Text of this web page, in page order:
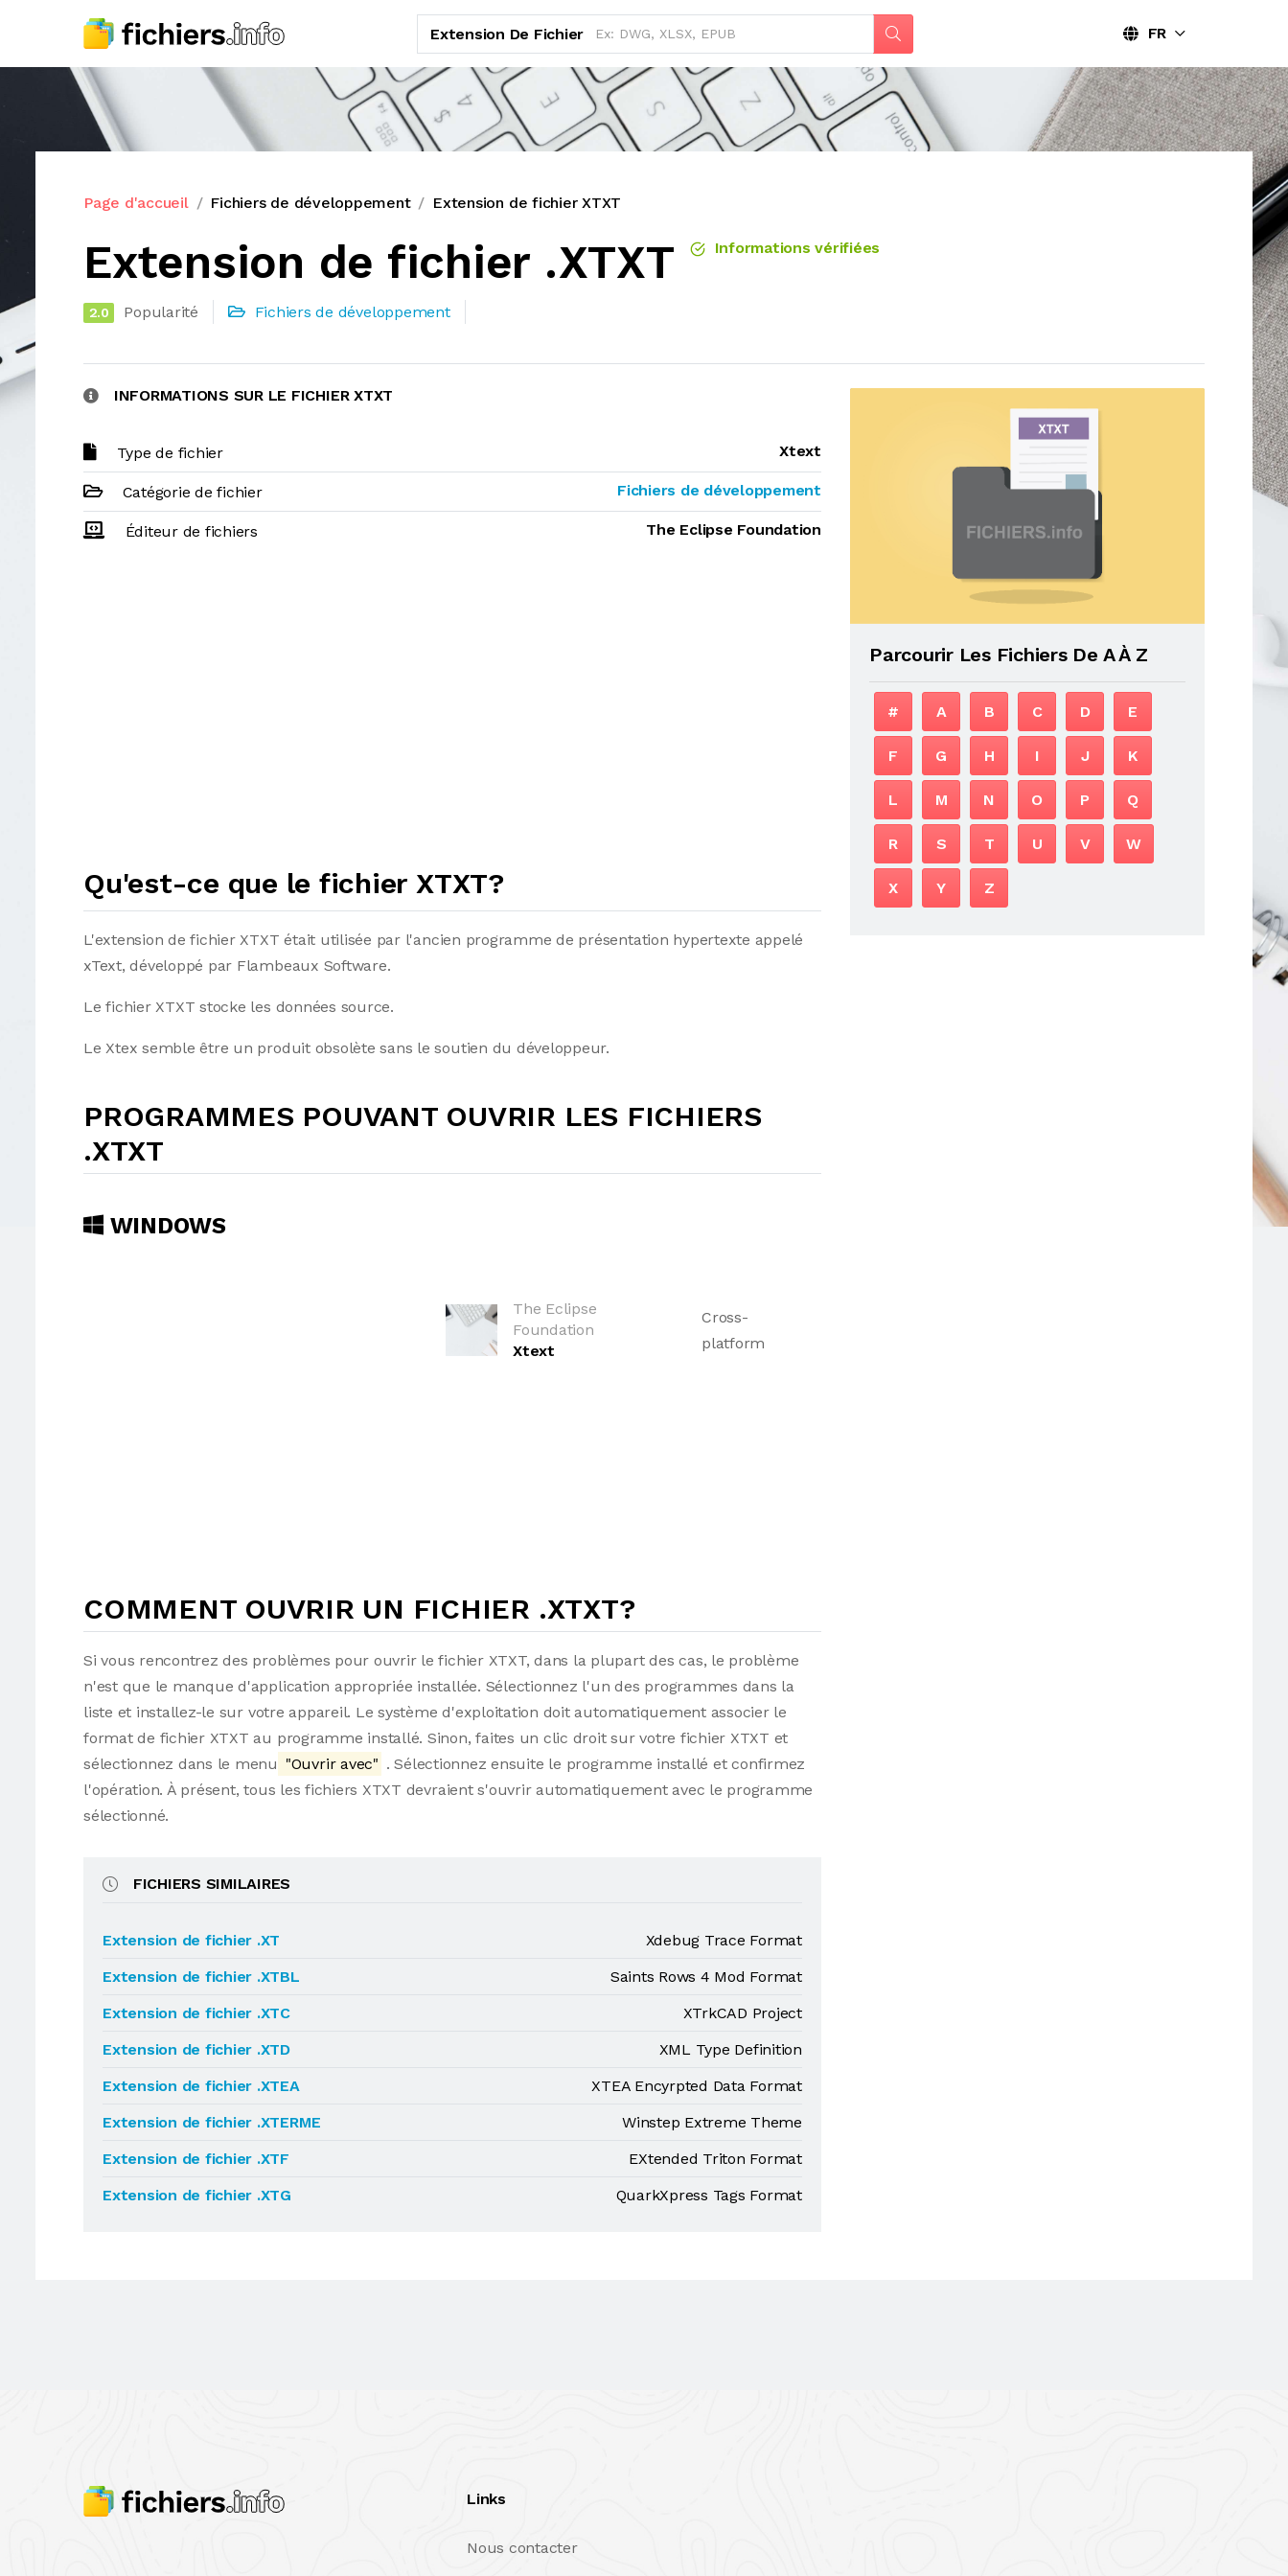
Extension De Fichier FR
Page d'accueil Fichiers de développement Extension de fichier XTXT
Extension de fichier .XTXT Informations vérifiées
2.0 Popularité Fichiers de développement
INFORMATIONS SUR LE FICHIER XTXT
Type de fichier Xtext
Catégorie de fichier Fichiers de développement
Éditeur de fichiers The Eclipse Foundation
Qu'est-ce que le fichier XTXT?
L'extension de fichier XTXT était utilisée par l'ancien programme de présentation hypertexte appelé
xText, développé par Flambeaux Software.
Le fichier XTXT stocke les données source.
Le Xtex semble être un produit obsolète sans le soutien du développeur.
PROGRAMMES POUVANT OUVRIR LES FICHIERS
.XTXT
WINDOWS
The Eclipse
Foundation
Xtext
Cross-
platform
COMMENT OUVRIR UN FICHIER .XTXT?
Si vous rencontrez des problèmes pour ouvrir le fichier XTXT, dans la plupart des cas, le problème
n'est que le manque d'application appropriée installée. Sélectionnez l'un des programmes dans la
liste et installez-le sur votre appareil. Le système d'exploitation doit automatiquement associer le
format de fichier XTXT au programme installé. Sinon, faites un clic droit sur votre fichier XTXT et
sélectionnez dans le menu "Ouvrir avec" . Sélectionnez ensuite le programme installé et confirmez
l'opération. À présent, tous les fichiers XTXT devraient s'ouvrir automatiquement avec le programme
sélectionné.
FICHIERS SIMILAIRES
Extension de fichier .XT
Xdebug Trace Format
Extension de fichier .XTBL
Saints Rows 4 Mod Format
Extension de fichier .XTC
XTrkCAD Project
Extension de fichier .XTD
XML Type Definition
Extension de fichier .XTEA
XTEA Encyrpted Data Format
Extension de fichier .XTERME
Winstep Extreme Theme
Extension de fichier .XTF
EXtended Triton Format
Extension de fichier .XTG
QuarkXpress Tags Format
Parcourir Les Fichiers De A À Z
# A B C D E
F G H I J K
L M N O P Q
R S T U V W
X Y Z
Links
Nous contacter